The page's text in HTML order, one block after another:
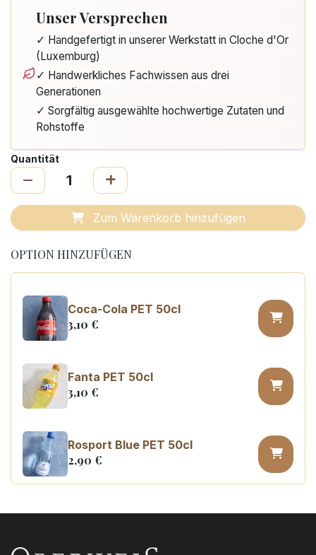
Unser Versprechen
✓ Handgefertigt in unserer Werkstatt in Cloche d'Or
(Luxemburg)
✓ Handwerkliches Fachwissen aus drei
Generationen
✓ Sorgfältig ausgewählte hochwertige Zutaten und
Rohstoffe
Quantität
Zum Warenkorb hinzufügen
OPTION HINZUFÜGEN
Coca-Cola PET 50cl
3,10 €
Fanta PET 50cl
3,10 €
Rosport Blue PET 50cl
2,90 €